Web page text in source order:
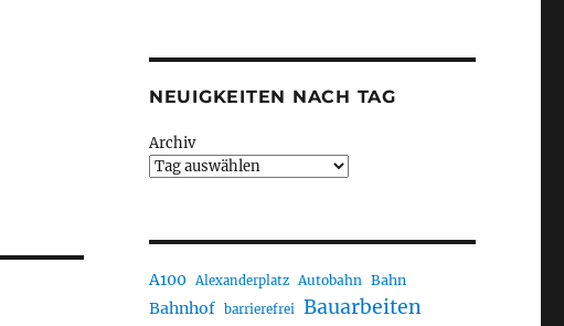
NEUIGKEITEN NACH TAG
Archiv
A100 Alexanderplatz Autobahn Bahn
Bahnhof barrierefrei Bauarbeiten